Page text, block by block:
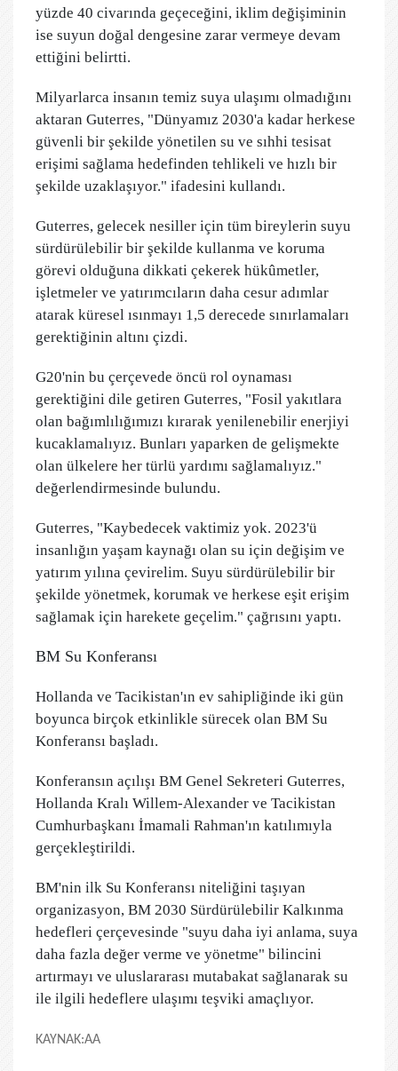
yüzde 40 civarında geçeceğini, iklim değişiminin
ise suyun doğal dengesine zarar vermeye devam
ettiğini belirtti.
Milyarlarca insanın temiz suya ulaşımı olmadığını
aktaran Guterres, "Dünyamız 2030'a kadar herkese
güvenli bir şekilde yönetilen su ve sıhhi tesisat
erişimi sağlama hedefinden tehlikeli ve hızlı bir
şekilde uzaklaşıyor." ifadesini kullandı.
Guterres, gelecek nesiller için tüm bireylerin suyu
sürdürülebilir bir şekilde kullanma ve koruma
görevi olduğuna dikkati çekerek hükûmetler,
işletmeler ve yatırımcıların daha cesur adımlar
atarak küresel ısınmayı 1,5 derecede sınırlamaları
gerektiğinin altını çizdi.
G20'nin bu çerçevede öncü rol oynaması
gerektiğini dile getiren Guterres, "Fosil yakıtlara
olan bağımlılığımızı kırarak yenilenebilir enerjiyi
kucaklamalıyız. Bunları yaparken de gelişmekte
olan ülkelere her türlü yardımı sağlamalıyız."
değerlendirmesinde bulundu.
Guterres, "Kaybedecek vaktimiz yok. 2023'ü
insanlığın yaşam kaynağı olan su için değişim ve
yatırım yılına çevirelim. Suyu sürdürülebilir bir
şekilde yönetmek, korumak ve herkese eşit erişim
sağlamak için harekete geçelim." çağrısını yaptı.
BM Su Konferansı
Hollanda ve Tacikistan'ın ev sahipliğinde iki gün
boyunca birçok etkinlikle sürecek olan BM Su
Konferansı başladı.
Konferansın açılışı BM Genel Sekreteri Guterres,
Hollanda Kralı Willem-Alexander ve Tacikistan
Cumhurbaşkanı İmamali Rahman'ın katılımıyla
gerçekleştirildi.
BM'nin ilk Su Konferansı niteliğini taşıyan
organizasyon, BM 2030 Sürdürülebilir Kalkınma
hedefleri çerçevesinde "suyu daha iyi anlama, suya
daha fazla değer verme ve yönetme" bilincini
artırmayı ve uluslararası mutabakat sağlanarak su
ile ilgili hedeflere ulaşımı teşviki amaçlıyor.
KAYNAK:AA